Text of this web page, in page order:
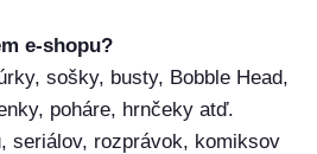
e-shopu?
sošky, busty, Bobble Head,
poháre, hrnčeky atď.
seriálov, rozprávok, komiksov